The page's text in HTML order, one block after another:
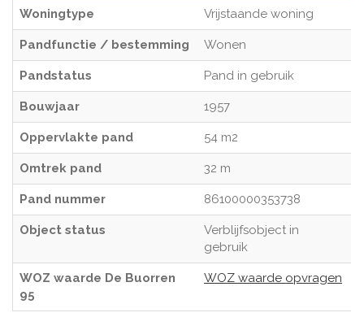
Woningtype Vrijstaande woning
Pandfunctie / bestemming Wonen
Pandstatus Pand in gebruik
Bouwjaar 1957
Oppervlakte pand 54 m2
Omtrek pand 32 m
Pand nummer 86100000353738
Object status
Verblijfsobject in
gebruik
WOZ waarde De Buorren
95
WOZ waarde opvragen